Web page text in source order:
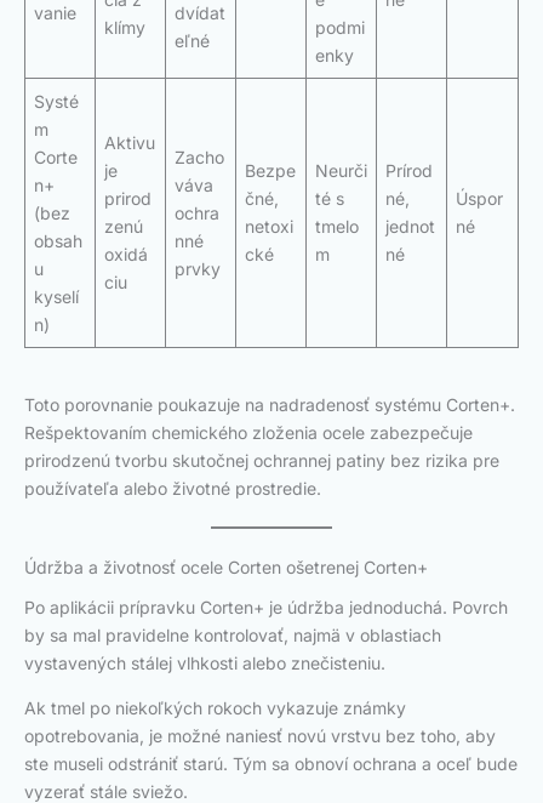
vanie
klímy
dvídat
eľné
podmi
enky
Systé
m
Corte
n+
(bez
obsah
u
kyselí
n)
Aktivu
je
prirod
zenú
oxidá
ciu
Zacho
váva
ochra
nné
prvky
Bezpe
čné,
netoxi
cké
Neurči
té s
tmelo
m
Prírod
né,
jednot
né
Úspor
né
Toto porovnanie poukazuje na nadradenosť systému Corten+.
Rešpektovaním chemického zloženia ocele zabezpečuje
prirodzenú tvorbu skutočnej ochrannej patiny bez rizika pre
používateľa alebo životné prostredie.
Údržba a životnosť ocele Corten ošetrenej Corten+
Po aplikácii prípravku Corten+ je údržba jednoduchá. Povrch
by sa mal pravidelne kontrolovať, najmä v oblastiach
vystavených stálej vlhkosti alebo znečisteniu.
Ak tmel po niekoľkých rokoch vykazuje známky
opotrebovania, je možné naniesť novú vrstvu bez toho, aby
ste museli odstrániť starú. Tým sa obnoví ochrana a oceľ bude
vyzerať stále sviežo.